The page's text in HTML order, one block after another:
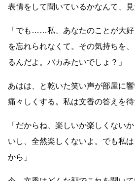
表情をして聞いているかなんて、見
「でも ……私、あなたのことが大
を忘れられなくて。その気持ちを
るんだよ。バカみたいでしょ？」
あはは、と乾いた笑い声が部屋に
痛々しくする。私は文香の答えを待
「だからね、楽しいか楽しくない
いし、全然楽しくないよ。でも私
から」